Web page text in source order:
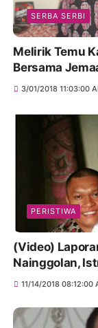
SERBA SERBI
Melirik Temu
Bersama
3/01/2018 11:03:00
PERISTIWA
(Video)
Nainggolan,
11/14/2018 08:12:00